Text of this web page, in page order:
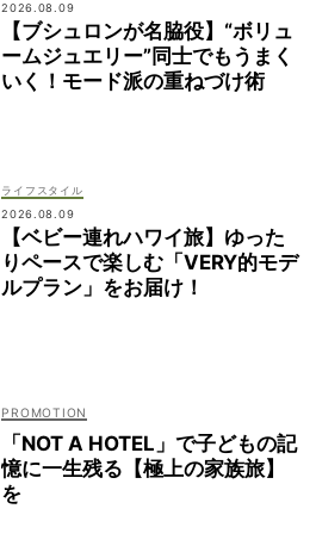
2026.08.09
【ブシュロンが名脇役】“ボリュ
ームジュエリー”同士でもうまく
いく！モード派の重ねづけ術
ライフスタイル
2026.08.09
【ベビー連れハワイ旅】ゆった
りペースで楽しむ「VERY的モデ
ルプラン」をお届け！
「NOT A HOTEL」で子どもの記
憶に一生残る【極上の家族旅】
を